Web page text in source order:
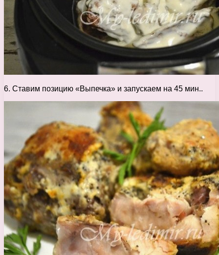
6. Ставим позицию «Выпечка» и запускаем на 45 мин..